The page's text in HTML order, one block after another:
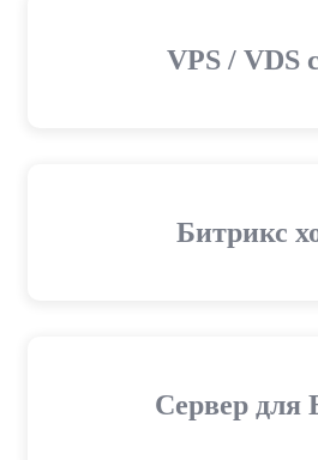
VPS / VDS
Битрикс
Сервер для